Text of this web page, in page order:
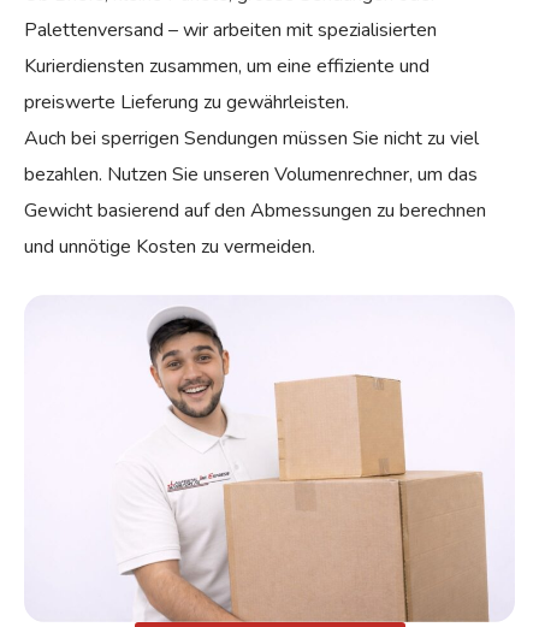
Palettenversand – wir arbeiten mit spezialisierten
Kurierdiensten zusammen, um eine effiziente und
preiswerte Lieferung zu gewährleisten.
Auch bei sperrigen Sendungen müssen Sie nicht zu viel
bezahlen. Nutzen Sie unseren Volumenrechner, um das
Gewicht basierend auf den Abmessungen zu berechnen
und unnötige Kosten zu vermeiden.